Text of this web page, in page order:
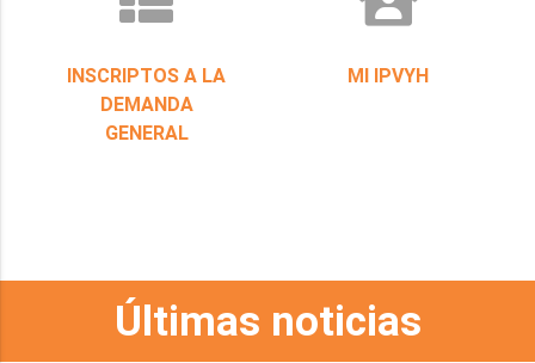
INSCRIPTOS A LA
DEMANDA
GENERAL
MI IPVYH
Últimas noticias